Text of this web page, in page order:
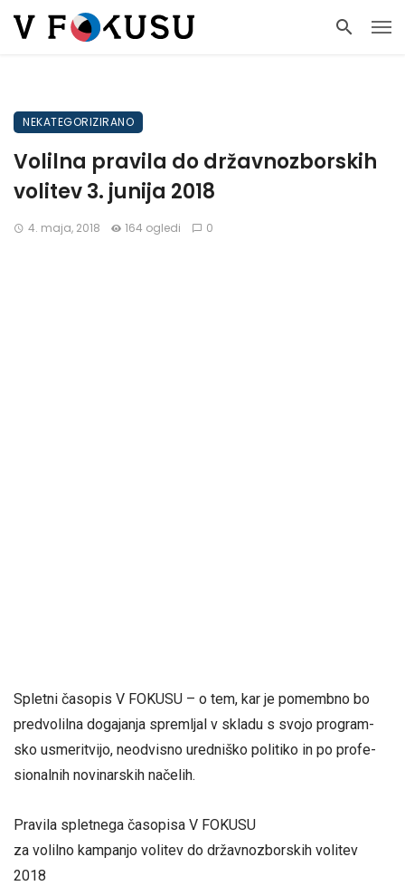
NEKATEGORIZIRANO
Volilna pravila do državnozborskih
volitev 3. junija 2018
4. maja, 2018 164 ogledi 0
Spletni časopis V FOKUSU – o tem, kar je pomembno bo
pred­vo­lil­na do­ga­ja­nja sprem­ljal v skla­du s svo­jo program­
sko us­me­ri­tvi­jo, neod­vi­sno ured­niš­ko po­li­ti­ko in po pro­fe­
sio­nal­nih no­vi­nar­skih na­če­lih.
Pravila spletnega časopisa V FOKUSU
za vo­lil­no kam­pa­njo volitev do državnozborskih volitev
2018